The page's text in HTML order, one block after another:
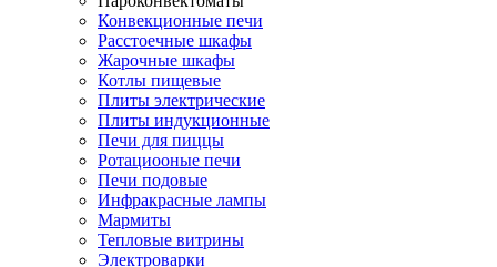
Конвекционные печи
Расстоечные шкафы
Жарочные шкафы
Котлы пищевые
Плиты электрические
Плиты индукционные
Печи для пиццы
Ротациооные печи
Печи подовые
Инфракрасные лампы
Мармиты
Тепловые витрины
Электроварки